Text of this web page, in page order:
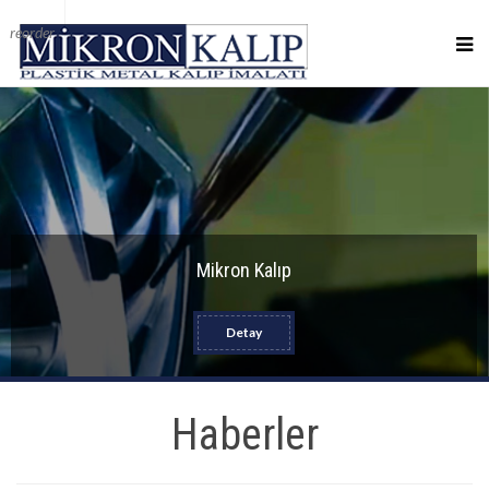
reorder
Mikron Kalıp
Detay
Haberler